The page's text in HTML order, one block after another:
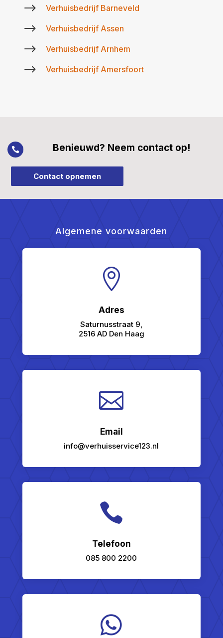
$ Verhuisbedrijf Barneveld
$ Verhuisbedrijf Assen
$ Verhuisbedrijf Arnhem
$ Verhuisbedrijf Amersfoort
 Benieuwd? Neem contact op!
Contact opnemen
Algemene voorwaarden

Adres
Saturnusstraat 9,
2516 AD Den Haag

Email
info@verhuisservice123.nl

Telefoon
085 800 2200
